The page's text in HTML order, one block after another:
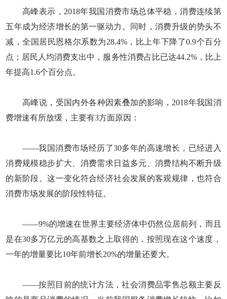
高峰表示，2018年我国消费市场总体平稳，消费连续第
五年成为经济增长的第一驱动力。同时，消费升级的势头不
减，全国居民恩格尔系数为28.4%，比上年下降了0.9个百分
点；居民人均消费支出中，服务性消费占比已达44.2%，比上
年提高1.6个百分点。
高峰说，受国内外各种因素叠加的影响，2018年我国消
费增速有所放缓，主要有3方面原因：
——我国消费市场经历了30多年的高速增长，已经进入
消费规模稳步扩大、消费需求日益多元、消费结构不断升级
的新阶段。这一变化符合经济社会发展的客观规律，也符合
消费市场发展的阶段性特征。
——9%的增速在世界主要经济体中仍然位居前列，而且
是在30多万亿元的高基数之上取得的，按照现在这个速度，
一年的增量要比10年前增长20%的增量还要大。
——按照目前的统计方法，社会消费品零售总额主要反